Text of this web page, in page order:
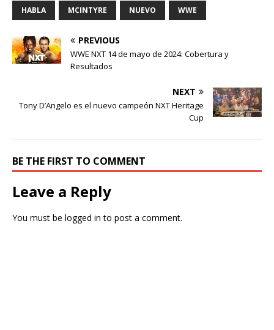
HABLA MCINTYRE NUEVO WWE
PREVIOUS
WWE NXT 14 de mayo de 2024: Cobertura y
Resultados
NEXT
Tony D’Angelo es el nuevo campeón NXT Heritage
Cup
BE THE FIRST TO COMMENT
Leave a Reply
You must be logged in to post a comment.